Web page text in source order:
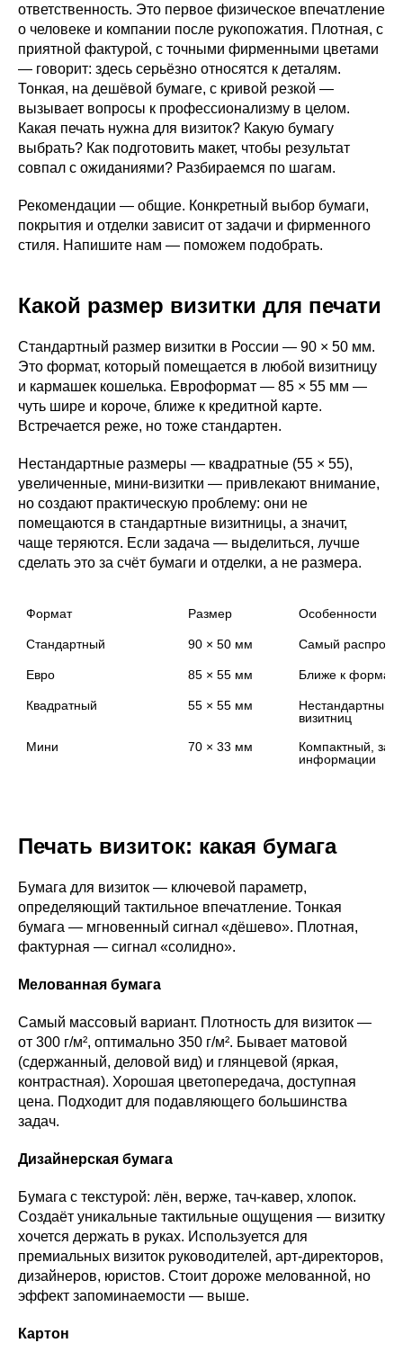
ответственность. Это первое физическое впечатление
о человеке и компании после рукопожатия. Плотная, с
приятной фактурой, с точными фирменными цветами
— говорит: здесь серьёзно относятся к деталям.
Тонкая, на дешёвой бумаге, с кривой резкой —
вызывает вопросы к профессионализму в целом.
Какая печать нужна для визиток? Какую бумагу
выбрать? Как подготовить макет, чтобы результат
совпал с ожиданиями? Разбираемся по шагам.
Рекомендации — общие. Конкретный выбор бумаги,
покрытия и отделки зависит от задачи и фирменного
стиля. Напишите нам — поможем подобрать.
Какой размер визитки для печати
Стандартный размер визитки в России — 90 × 50 мм.
Это формат, который помещается в любой визитницу
и кармашек кошелька. Евроформат — 85 × 55 мм —
чуть шире и короче, ближе к кредитной карте.
Встречается реже, но тоже стандартен.
Нестандартные размеры — квадратные (55 × 55),
увеличенные, мини-визитки — привлекают внимание,
но создают практическую проблему: они не
помещаются в стандартные визитницы, а значит,
чаще теряются. Если задача — выделиться, лучше
сделать это за счёт бумаги и отделки, а не размера.
Формат Размер Особенности
Стандартный 90 × 50 мм Самый
Евро 85 × 55 мм Ближе к
Квадратный 55 × 55 мм
Нестандартный,
визитниц
Мини
70 × 33 мм
Компактный,
информации
Печать визиток: какая бумага
Бумага для визиток — ключевой параметр,
определяющий тактильное впечатление. Тонкая
бумага — мгновенный сигнал «дёшево». Плотная,
фактурная — сигнал «солидно».
Мелованная бумага
Самый массовый вариант. Плотность для визиток —
от 300 г/м², оптимально 350 г/м². Бывает матовой
(сдержанный, деловой вид) и глянцевой (яркая,
контрастная). Хорошая цветопередача, доступная
цена. Подходит для подавляющего большинства
задач.
Дизайнерская бумага
Бумага с текстурой: лён, верже, тач-кавер, хлопок.
Создаёт уникальные тактильные ощущения — визитку
хочется держать в руках. Используется для
премиальных визиток руководителей, арт-директоров,
дизайнеров, юристов. Стоит дороже мелованной, но
эффект запоминаемости — выше.
Картон